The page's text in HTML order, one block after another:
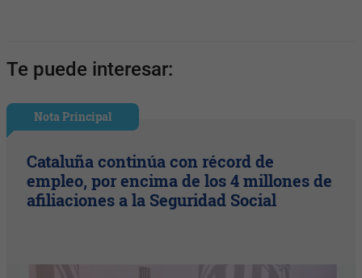
Te puede interesar:
Nota Principal
Cataluña continúa con récord de
empleo, por encima de los 4 millones de
afiliaciones a la Seguridad Social